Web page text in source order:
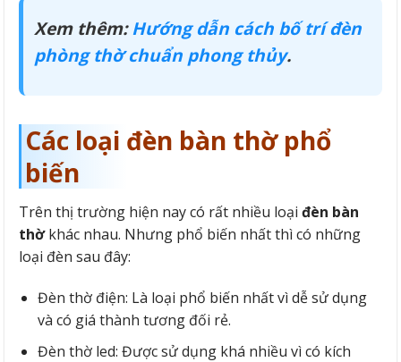
Xem thêm:Hướng dẫn cách bố trí đèn
phòng thờ chuẩn phong thủy.
Các loại đèn bàn thờ phổ
biến
Trên thị trường hiện nay có rất nhiều loại đèn bàn
thờkhác nhau. Nhưng phổ biến nhất thì có những
loại đèn sau đây:
Đèn thờ điện: Là loại phổ biến nhất vì dễ sử dụng
và có giá thành tương đối rẻ.
Đèn thờ led: Được sử dụng khá nhiều vì có kích